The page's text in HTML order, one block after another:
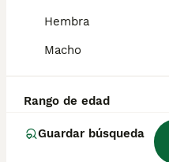
Hembra
Macho
Rango de edad
Guardar búsqueda
14 semanas 1